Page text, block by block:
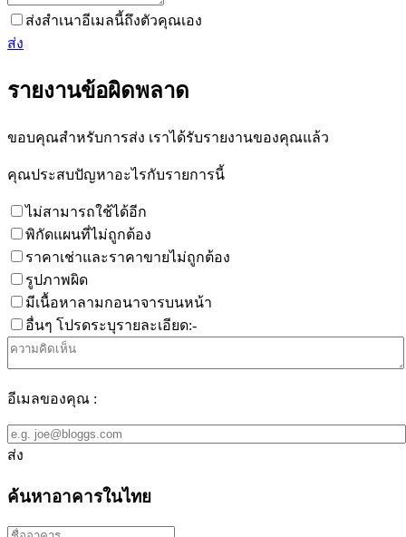
ส่งสำเนาอีเมลนี้ถึงตัวคุณเอง
ส่ง
รายงานข้อผิดพลาด
ขอบคุณสำหรับการส่ง เราได้รับรายงานของคุณแล้ว
คุณประสบปัญหาอะไรกับรายการนี้
ไม่สามารถใช้ได้อีก
พิกัดแผนที่ไม่ถูกต้อง
ราคาเช่าและราคาขายไม่ถูกต้อง
รูปภาพผิด
มีเนื้อหาลามกอนาจารบนหน้า
อื่นๆ โปรดระบุรายละเอียด:-
อีเมลของคุณ :
ส่ง
ค้นหาอาคารในไทย